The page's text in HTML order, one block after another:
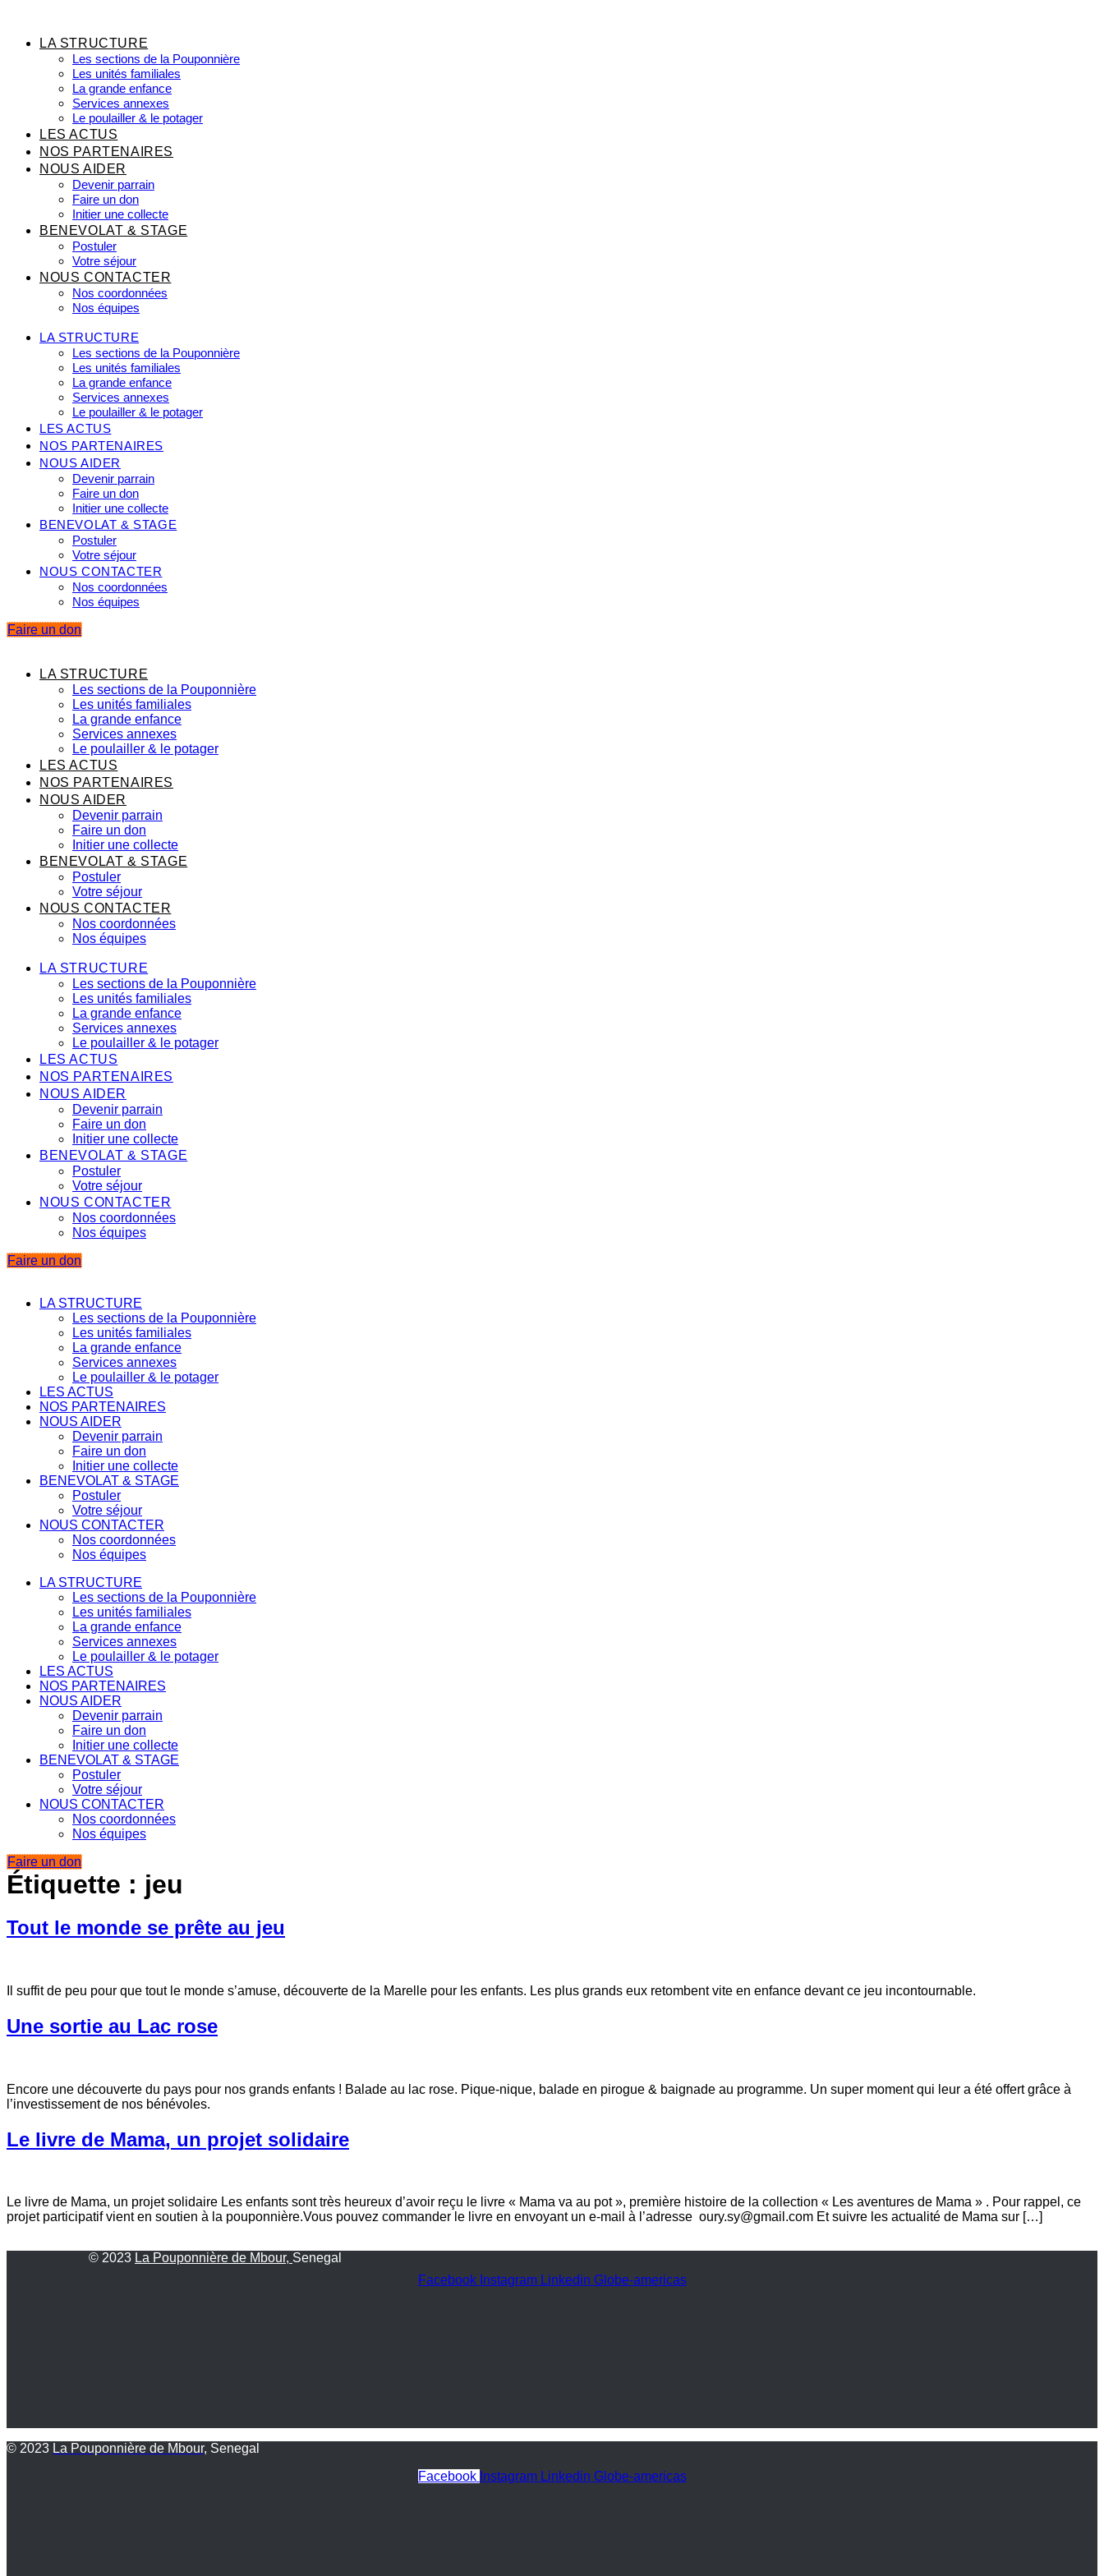
contenuLA STRUCTURE
Les sections de la Pouponnière
Les unités familiales
La grande enfance
Services annexes
Le poulailler & le potager
LES ACTUS
NOS PARTENAIRES
NOUS AIDER
Devenir parrain
Faire un don
Initier une collecte
BENEVOLAT & STAGE
Postuler
Votre séjour
NOUS CONTACTER
Nos coordonnées
Nos équipes
LA STRUCTURE
Les sections de la Pouponnière
Les unités familiales
La grande enfance
Services annexes
Le poulailler & le potager
LES ACTUS
NOS PARTENAIRES
NOUS AIDER
Devenir parrain
Faire un don
Initier une collecte
BENEVOLAT & STAGE
Postuler
Votre séjour
NOUS CONTACTER
Nos coordonnées
Nos équipes
Faire un don
LA STRUCTURE
Les sections de la Pouponnière
Les unités familiales
La grande enfance
Services annexes
Le poulailler & le potager
LES ACTUS
NOS PARTENAIRES
NOUS AIDER
Devenir parrain
Faire un don
Initier une collecte
BENEVOLAT & STAGE
Postuler
Votre séjour
NOUS CONTACTER
Nos coordonnées
Nos équipes
LA STRUCTURE
Les sections de la Pouponnière
Les unités familiales
La grande enfance
Services annexes
Le poulailler & le potager
LES ACTUS
NOS PARTENAIRES
NOUS AIDER
Devenir parrain
Faire un don
Initier une collecte
BENEVOLAT & STAGE
Postuler
Votre séjour
NOUS CONTACTER
Nos coordonnées
Nos équipes
Faire un don
LA STRUCTURE
Les sections de la Pouponnière
Les unités familiales
La grande enfance
Services annexes
Le poulailler & le potager
LES ACTUS
NOS PARTENAIRES
NOUS AIDER
Devenir parrain
Faire un don
Initier une collecte
BENEVOLAT & STAGE
Postuler
Votre séjour
NOUS CONTACTER
Nos coordonnées
Nos équipes
LA STRUCTURE
Les sections de la Pouponnière
Les unités familiales
La grande enfance
Services annexes
Le poulailler & le potager
LES ACTUS
NOS PARTENAIRES
NOUS AIDER
Devenir parrain
Faire un don
Initier une collecte
BENEVOLAT & STAGE
Postuler
Votre séjour
NOUS CONTACTER
Nos coordonnées
Nos équipes
Faire un don
Étiquette : jeu
Tout le monde se prête au jeu
Il suffit de peu pour que tout le monde s’amuse, découverte de la Marelle pour les enfants. Les plus grands eux retombent vite en enfance devant ce jeu incontournable.
Une sortie au Lac rose
Encore une découverte du pays pour nos grands enfants ! Balade au lac rose. Pique-nique, balade en pirogue & baignade au programme. Un super moment qui leur a été offert grâce à
l’investissement de nos bénévoles.
Le livre de Mama, un projet solidaire
Le livre de Mama, un projet solidaire Les enfants sont très heureux d’avoir reçu le livre « Mama va au pot », première histoire de la collection « Les aventures de Mama » . Pour rappel, ce
projet participatif vient en soutien à la pouponnière.Vous pouvez commander le livre en envoyant un e-mail à l’adresse oury.sy@gmail.com Et suivre les actualité de Mama sur […]
© 2023 La Pouponnière de Mbour, Senegal
Facebook Instagram Linkedin Globe-americas
© 2023 La Pouponnière de Mbour, Senegal
Facebook Instagram Linkedin Globe-americas